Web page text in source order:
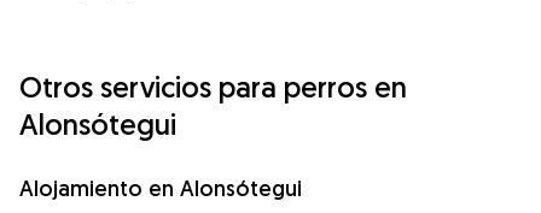
Otros servicios para perros en
Alonsótegui
Alojamiento en Alonsótegui